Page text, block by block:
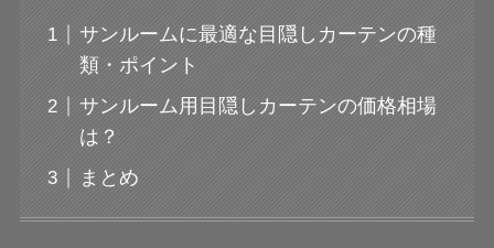
サンルームに最適な目隠しカーテンの種
類・ポイント
サンルーム用目隠しカーテンの価格相場
は？
まとめ